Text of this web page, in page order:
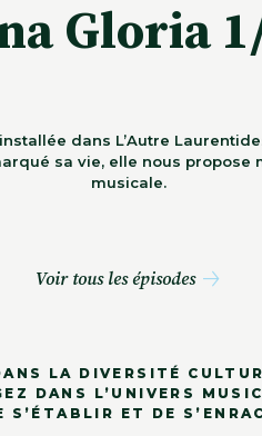
Gloria
dans L’Autre
sa vie, elle nous propose
musicale.
Voir tous les épisodes
LA DIVERSITÉ
DANS L’UNIVERS
S’ÉTABLIR ET DE